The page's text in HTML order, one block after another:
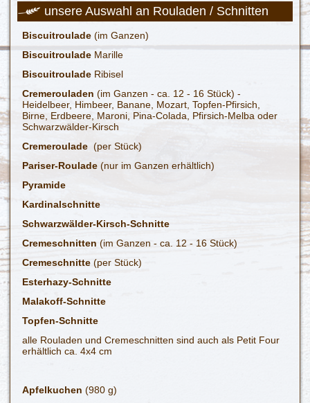
unsere Auswahl an Rouladen / Schnitten
Biscuitroulade (im Ganzen)
Biscuitroulade Marille
Biscuitroulade Ribisel
Cremerouladen (im Ganzen - ca. 12 - 16 Stück) -
Heidelbeer, Himbeer, Banane, Mozart, Topfen-Pfirsich,
Birne, Erdbeere, Maroni, Pina-Colada, Pfirsich-Melba oder
Schwarzwälder-Kirsch
Cremeroulade (per Stück)
Pariser-Roulade (nur im Ganzen erhältlich)
Pyramide
Kardinalschnitte
Schwarzwälder-Kirsch-Schnitte
Cremeschnitten (im Ganzen - ca. 12 - 16 Stück)
Cremeschnitte(per Stück)
Esterhazy-Schnitte
Malakoff-Schnitte
Topfen-Schnitte
alle Rouladen und Cremeschnitten sind auch als Petit Four
erhältlich ca. 4x4 cm
Apfelkuchen (980 g)